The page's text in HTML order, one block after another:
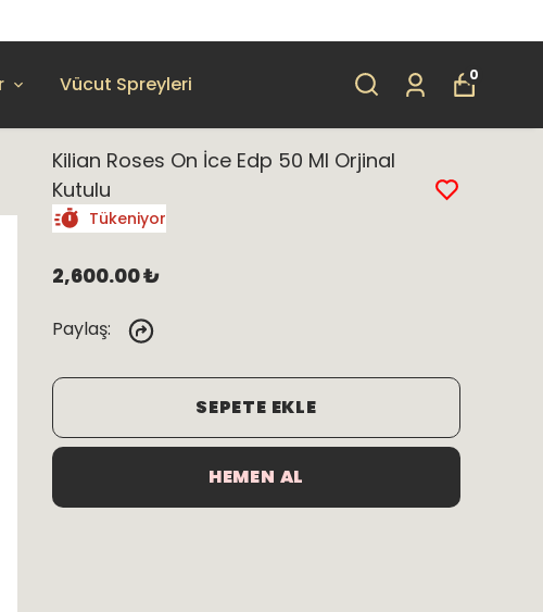
Vücut Spreyleri 0
Kilian Roses On İce Edp 50 Ml Orjinal
Kutulu
Tükeniyor
2,600.00 ₺
Paylaş:
SEPETE EKLE
HEMEN AL